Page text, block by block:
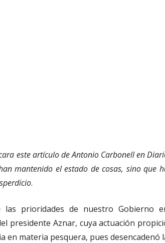
este artículo de Antonio Carbonell en
mantenido el estado de cosas, sino que
.
prioridades de nuestro Gobierno
presidente Aznar, cuya actuación
en materia pesquera, pues desencadenó